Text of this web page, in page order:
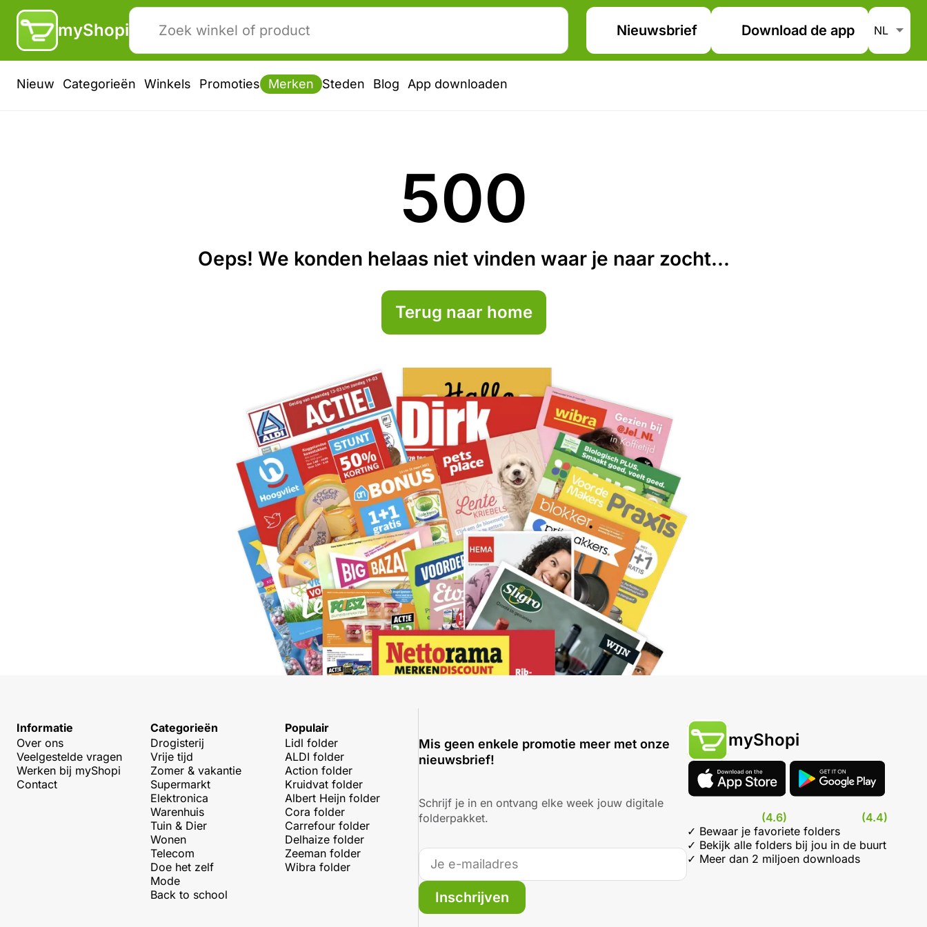
myShopi Nieuwsbrief Download de app
Nieuw Categorieën Winkels Promoties Merken Steden Blog App downloaden
500
Oeps! We konden helaas niet vinden waar je naar zocht...
Terug naar home
Informatie
Over ons
Veelgestelde vragen
Werken bij myShopi
Contact
Categorieën
Drogisterij
Vrije tijd
Zomer & vakantie
Supermarkt
Elektronica
Warenhuis
Tuin & Dier
Wonen
Telecom
Doe het zelf
Mode
Back to school
Populair
Lidl folder
ALDI folder
Action folder
Kruidvat folder
Albert Heijn folder
Cora folder
Carrefour folder
Delhaize folder
Zeeman folder
Wibra folder
Mis geen enkele promotie meer met onze
nieuwsbrief!
Schrijf je in en ontvang elke week jouw digitale
folderpakket.
Inschrijven
myShopi
(4.6)
(4.4)
✓ Bewaar je favoriete folders
✓ Bekijk alle folders bij jou in de buurt
✓ Meer dan 2 miljoen downloads